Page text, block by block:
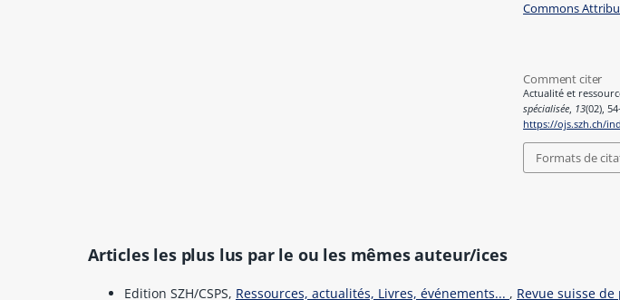
Commons
Comment citer
Actualité et
spécialisée, 13(02),
https://ojs.szh.ch/
Formats de
Articles les plus lus par le ou les mêmes auteur/ices
Edition SZH/CSPS, Ressources, actualités, Livres, événements... , Revue suisse